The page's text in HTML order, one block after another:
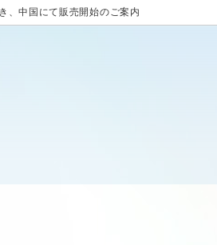
、中国にて販売開始のご案内